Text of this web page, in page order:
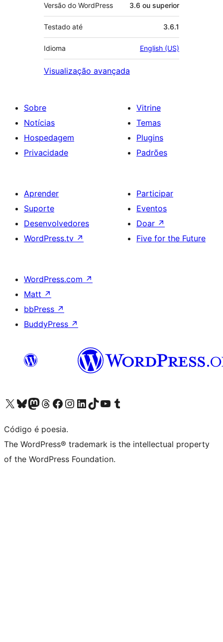
Versão do WordPress 3.6 ou superior
Testado até 3.6.1
Idioma English (US)
Visualização avançada
Sobre
Notícias
Hospedagem
Privacidade
Vitrine
Temas
Plugins
Padrões
Aprender
Suporte
Desenvolvedores
WordPress.tv ↗
Participar
Eventos
Doar ↗
Five for the Future
WordPress.com ↗
Matt ↗
bbPress ↗
BuddyPress ↗
Acessar nossa conta do X (antigo Twitter)
Acessar nossa conta do Bluesky
Acessar nossa conta do Mastodon
Acessar nossa conta do Threads
Acessar nossa página do Facebook
Acessar nossa conta do Instagram
Acessar nossa conta do LinkedIn
Acessar nossa conta do TikTok
Acessar nosso canal do YouTube
Acessar nossa conta no Tumblr
Código é poesia.
The WordPress® trademark is the intellectual property
of the WordPress Foundation.